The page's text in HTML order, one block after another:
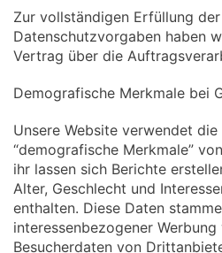
Zur vollständigen Erfüllung
Datenschutzvorgaben haben
Vertrag über die
Demografische Merkmale bei
Unsere Website verwendet die
“demografische Merkmale”
ihr lassen sich Berichte
Alter, Geschlecht und
enthalten. Diese Daten
interessenbezogener
Besucherdaten von